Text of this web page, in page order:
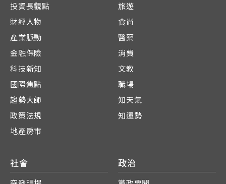
投資長觀點
財經人物
產業脈動
金融保險
科技新知
國際焦點
趨勢大師
政策法規
地產房市
旅遊
食尚
醫藥
消費
文教
職場
知天氣
知運勢
社會 政治